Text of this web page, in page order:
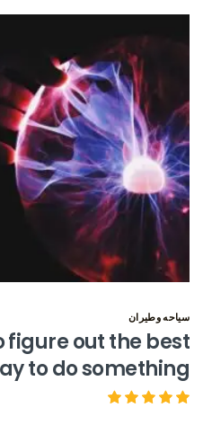
سياحه وطيران
figure out the best
to do something.